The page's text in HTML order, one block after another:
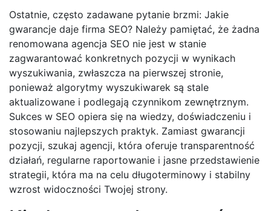
Ostatnie, często zadawane pytanie brzmi: Jakie
gwarancje daje firma SEO? Należy pamiętać, że żadna
renomowana agencja SEO nie jest w stanie
zagwarantować konkretnych pozycji w wynikach
wyszukiwania, zwłaszcza na pierwszej stronie,
ponieważ algorytmy wyszukiwarek są stale
aktualizowane i podlegają czynnikom zewnętrznym.
Sukces w SEO opiera się na wiedzy, doświadczeniu i
stosowaniu najlepszych praktyk. Zamiast gwarancji
pozycji, szukaj agencji, która oferuje transparentność
działań, regularne raportowanie i jasne przedstawienie
strategii, która ma na celu długoterminowy i stabilny
wzrost widoczności Twojej strony.